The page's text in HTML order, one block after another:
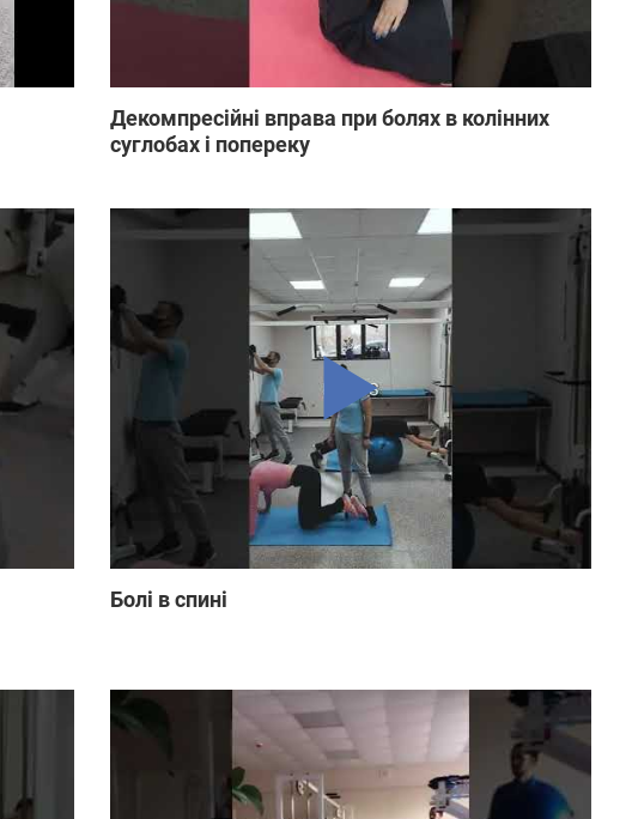
Декомпресійні вправа при болях в колінних
суглобах і попереку
Болі в спині